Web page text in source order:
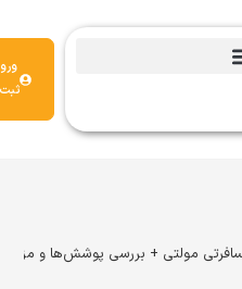
ثبت‌نام
مولتی + بررسی پوشش‌ها و مزایای بیمه